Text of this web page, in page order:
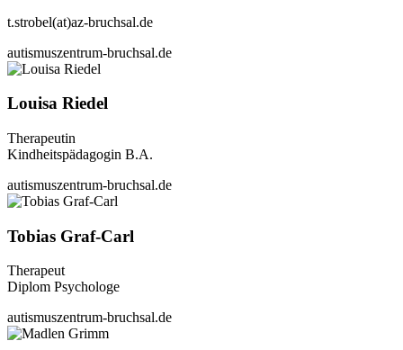
t.strobel(at)az-bruchsal.de
autismuszentrum-bruchsal.de
Louisa Riedel
Therapeutin
Kindheitspädagogin B.A.
autismuszentrum-bruchsal.de
Tobias Graf-Carl
Therapeut
Diplom Psychologe
autismuszentrum-bruchsal.de